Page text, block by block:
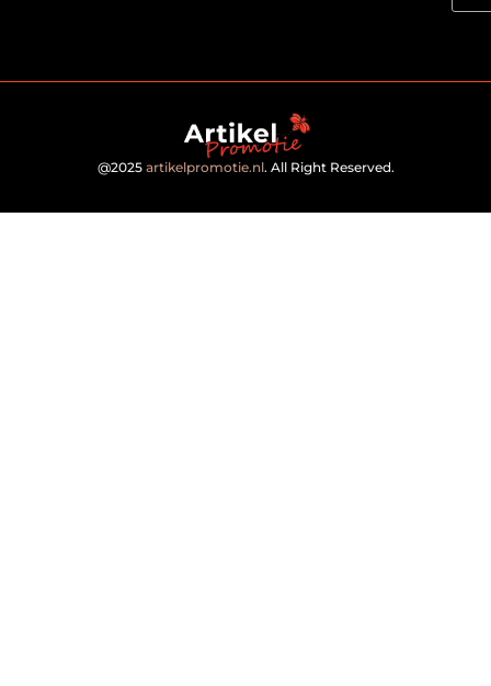
@2025 artikelpromotie.nl. All Right Reserved.